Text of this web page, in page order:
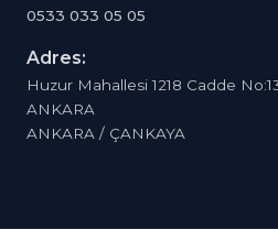
0533 033 05 05
Adres:
Huzur Mahallesi 1218 Cadde
ANKARA
ANKARA / ÇANKAYA